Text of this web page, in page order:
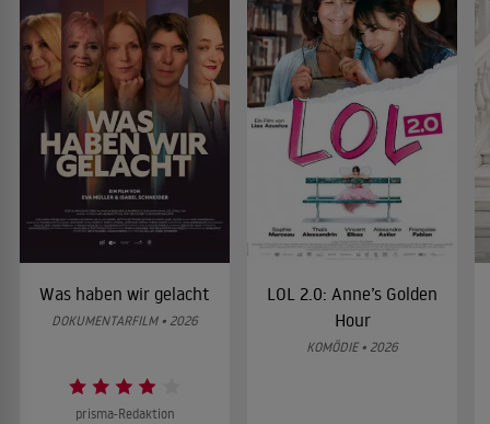
Was haben wir gelacht
DOKUMENTARFILM • 2026
prisma-Redaktion
LOL 2.0: Anne’s Golden
Hour
KOMÖDIE • 2026